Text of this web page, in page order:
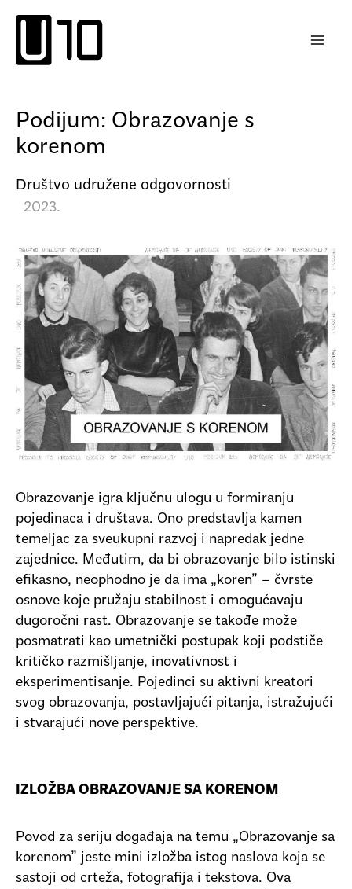
садржај
Podijum: Obrazovanje s
korenom
Društvo udružene odgovornosti
2023.
Obrazovanje igra ključnu ulogu u formiranju
pojedinaca i društava. Ono predstavlja kamen
temeljac za sveukupni razvoj i napredak jedne
zajednice. Međutim, da bi obrazovanje bilo istinski
efikasno, neophodno je da ima „koren” – čvrste
osnove koje pružaju stabilnost i omogućavaju
dugoročni rast. Obrazovanje se takođe može
posmatrati kao umetnički postupak koji podstiče
kritičko razmišljanje, inovativnost i
eksperimentisanje. Pojedinci su aktivni kreatori
svog obrazovanja, postavljajući pitanja, istražujući
i stvarajući nove perspektive.
IZLOŽBA OBRAZOVANJE SA KORENOM
Povod za seriju događaja na temu „Obrazovanje sa
korenom” jeste mini izložba istog naslova koja se
sastoji od crteža, fotografija i tekstova. Ova